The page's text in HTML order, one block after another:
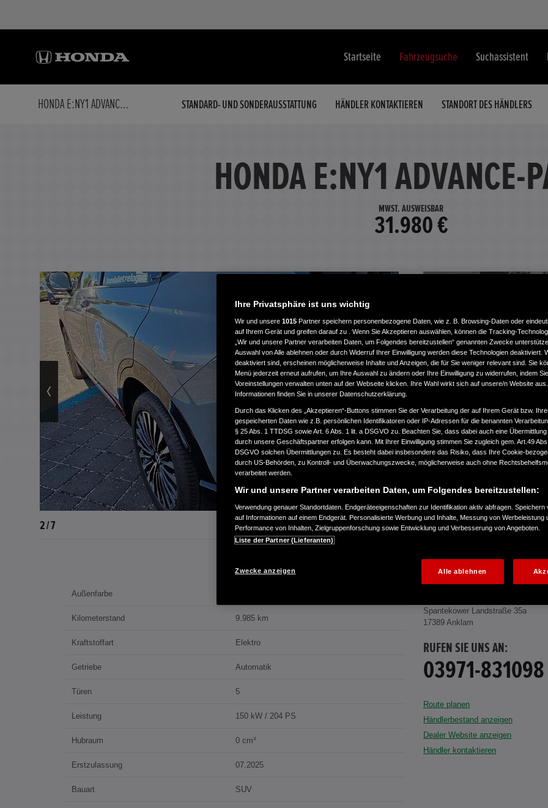
Startseite Fahrzeugsuche Suchassistent
HONDA E:NY1 ADVANCE-PAKET STANDARD- UND SONDERAUSSTATTUNG HÄNDLER KONTAKTIEREN STANDORT DES HÄNDLERS
HONDA E:NY1 ADVANCE-
MWST. AUSWEISBAR
31.980 €
2 / 7
Außenfarbe
Kilometerstand 9.985 km
Kraftstoffart Elektro
Getriebe Automatik
Türen 5
Leistung 150 kW / 204 PS
Hubraum 0 cm³
Erstzulassung 07.2025
Bauart SUV
Spantekower Landstraße 35a
17389 Anklam
RUFEN SIE UNS AN:
03971-831098
Route planen
Händlerbestand anzeigen
Dealer Website anzeigen
Händler kontaktieren
Ihre Privatsphäre ist uns wichtig
Wir und unsere 1015 Partner speichern personenbezogene Daten, wie z. B. Browsing-Daten oder
auf Ihrem Gerät und greifen darauf zu . Wenn Sie Akzeptieren auswählen, können die Tracking-
„Wir und unsere Partner verarbeiten Daten, um Folgendes bereitzustellen“ genannten Zwecke
Auswahl von Alle ablehnen oder durch Widerruf Ihrer Einwilligung werden diese Technologien deaktiviert.
deaktiviert sind, erscheinen möglicherweise Inhalte und Anzeigen, die für Sie weniger relevant sind. Sie
Menü jederzeit erneut aufrufen, um Ihre Auswahl zu ändern oder Ihre Einwilligung zu widerrufen, indem
Voreinstellungen verwalten unten auf der Webseite klicken. Ihre Wahl wirkt sich auf unsere/n Website
Informationen finden Sie in unserer Datenschutzerklärung.
Durch das Klicken des „Akzeptieren“-Buttons stimmen Sie der Verarbeitung der auf Ihrem Gerät bzw.
gespeicherten Daten wie z.B. persönlichen Identifikatoren oder IP-Adressen für die benannten
§ 25 Abs. 1 TTDSG sowie Art. 6 Abs. 1 lit. a DSGVO zu. Beachten Sie, dass dabei auch eine Übermittlung
durch unsere Geschäftspartner erfolgen kann. Mit Ihrer Einwilligung stimmen Sie zugleich gem. Art.49
DSGVO solchen Übermittlungen zu. Es besteht dabei insbesondere das Risiko, dass Ihre Cookie-
durch US-Behörden, zu Kontroll- und Überwachungszwecke, möglicherweise auch ohne
verarbeitet werden.
Wir und unsere Partner verarbeiten Daten, um Folgendes bereitzustellen:
Verwendung genauer Standortdaten. Endgeräteeigenschaften zur Identifikation aktiv abfragen. Speichern
auf Informationen auf einem Endgerät. Personalisierte Werbung und Inhalte, Messung von Werbeleistung
Performance von Inhalten, Zielgruppenforschung sowie Entwicklung und Verbesserung von Angeboten.
Liste der Partner (Lieferanten)
Zwecke anzeigen Alle ablehnen